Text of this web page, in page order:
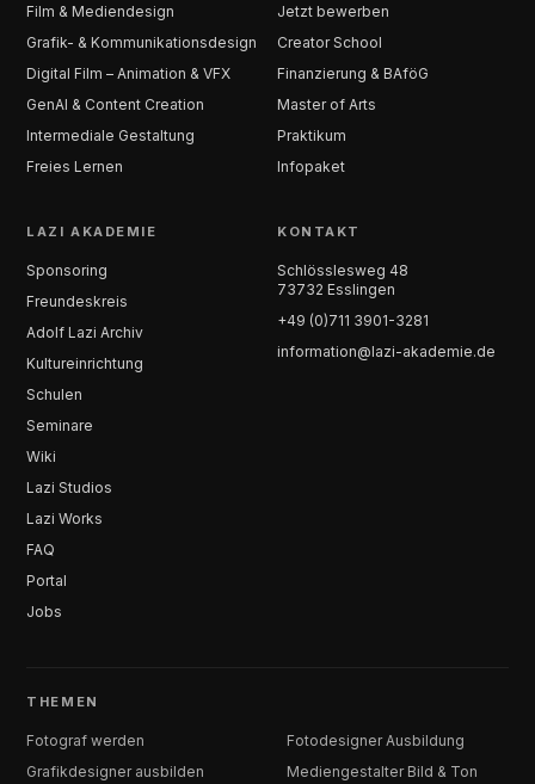
Film & Mediendesign
Grafik- & Kommunikationsdesign
Digital Film – Animation & VFX
GenAI & Content Creation
Intermediale Gestaltung
Freies Lernen
Jetzt bewerben
Creator School
Finanzierung & BAföG
Master of Arts
Praktikum
Infopaket
LAZI AKADEMIE
Sponsoring
Freundeskreis
Adolf Lazi Archiv
Kultureinrichtung
Schulen
Seminare
Wiki
Lazi Studios
Lazi Works
FAQ
Portal
Jobs
KONTAKT
Schlösslesweg 48
73732 Esslingen
+49 (0)711 3901-3281
information@lazi-akademie.de
THEMEN
Fotograf werden
Fotodesigner Ausbildung
Grafikdesigner ausbilden
Mediengestalter Bild & Ton